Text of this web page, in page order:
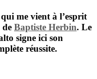
me vient à l’esprit
de Baptiste Herbin. Le
signe ici son
réussite.